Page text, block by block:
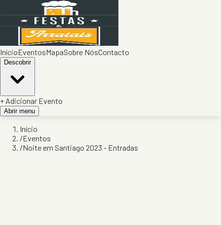
InícioEventosMapaSobre NósContacto
Descobrir
+ Adicionar Evento
Abrir menu
Início
/Eventos
/Noite em Santiago 2023 - Entradas